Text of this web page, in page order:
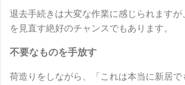
退去手続きは大変な作業に感じられます
を見直す絶好のチャンスでもあります。
不要なものを手放す
荷造りをしながら、「これは本当に新居で